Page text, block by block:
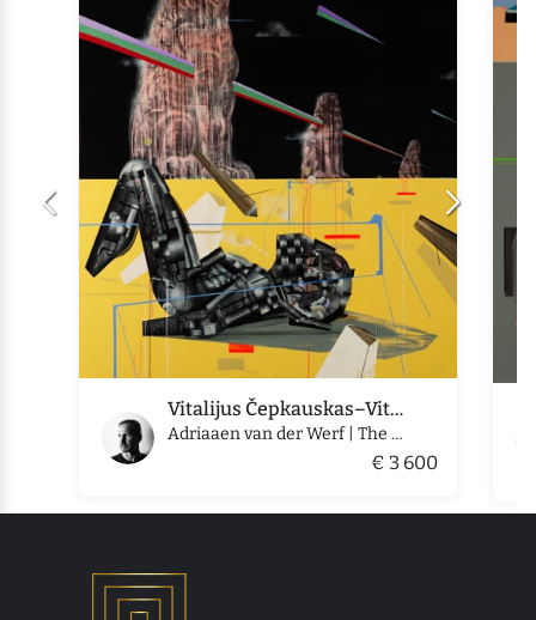
Vitalijus Čepkauskas–Vitalis
Adriaaen van der Werf | The Dismissal of Hagaar
€ 3 600